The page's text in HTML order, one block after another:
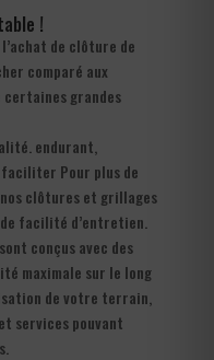
!
de clôture de
comparé aux
grandes
endurant,
faciliter Pour plus de
clôtures et grillages
facilité d’entretien.
conçus avec des
maximale sur le long
de votre terrain,
services pouvant